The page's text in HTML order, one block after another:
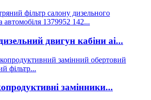
двигун кабіни ai...
замінники...